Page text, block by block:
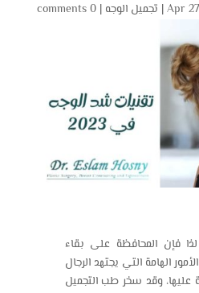
Apr
| تجميل الوجه |
0 comments
لذا فإن المحافظة على بقاء
الهامة التي يجتهد الرجال
عليها، وقد سخر طب التجميل